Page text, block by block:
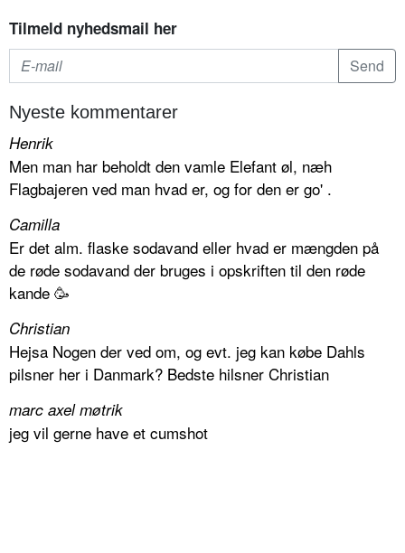
Tilmeld nyhedsmail her
Nyeste kommentarer
Henrik
Men man har beholdt den vamle Elefant øl, næh
Flagbajeren ved man hvad er, og for den er go' .
Camilla
Er det alm. flaske sodavand eller hvad er mængden på
de røde sodavand der bruges i opskriften til den røde
kande 🥳
Christian
Hejsa Nogen der ved om, og evt. jeg kan købe Dahls
pilsner her i Danmark? Bedste hilsner Christian
marc axel møtrik
jeg vil gerne have et cumshot